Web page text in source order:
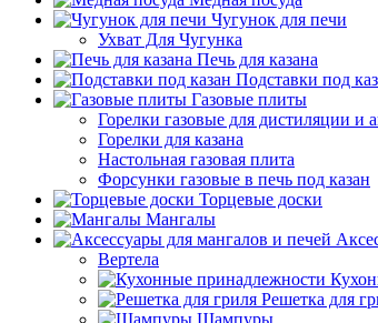
Чугунок для печи
Ухват Для Чугунка
Печь для казана
Подставки под
Газовые плиты
Горелки газовые для дистиляции и
Горелки для казана
Настольная газовая плита
Форсунки газовые в печь под казан
Торцевые доски
Мангалы
Вертела
Решетка для
Шампуры